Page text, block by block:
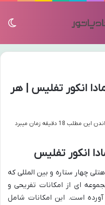
انکور تفلیس | هر
این مطلب 18 دقیقه زمان میبرد
انکور تفلیس
چهار ستاره و بین المللی که
مجموعه ای از امکانات تفریحی و
آورده است. این امکانات شامل